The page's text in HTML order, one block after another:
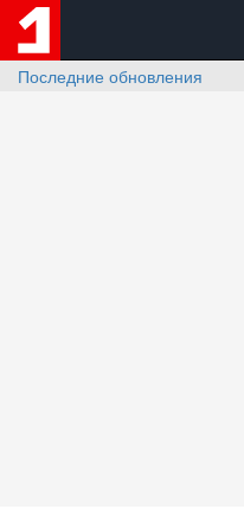
Последние обновления